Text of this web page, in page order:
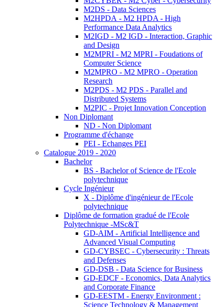
M2DS - Data Sciences
M2HPDA - M2 HPDA - High
Performance Data Analytics
M2IGD - M2 IGD - Interaction, Graphic
and Design
M2MPRI - M2 MPRI - Foudations of
Computer Science
M2MPRO - M2 MPRO - Operation
Research
M2PDS - M2 PDS - Parallel and
Distributed Systems
M2PIC - Projet Innovation Conception
Non Diplomant
ND - Non Diplomant
Programme d'échange
PEI - Echanges PEI
Catalogue 2019 - 2020
Bachelor
BS - Bachelor of Science de l'Ecole
polytechnique
Cycle Ingénieur
X - Diplôme d'ingénieur de l'Ecole
polytechnique
Diplôme de formation gradué de l'Ecole
Polytechnique -MSc&T
GD-AIM - Artificial Intelligence and
Advanced Visual Computing
GD-CYBSEC - Cybersecurity : Threats
and Defenses
GD-DSB - Data Science for Business
GD-EDCF - Economics, Data Analytics
and Corporate Finance
GD-EESTM - Energy Environment :
Science Technology & Management